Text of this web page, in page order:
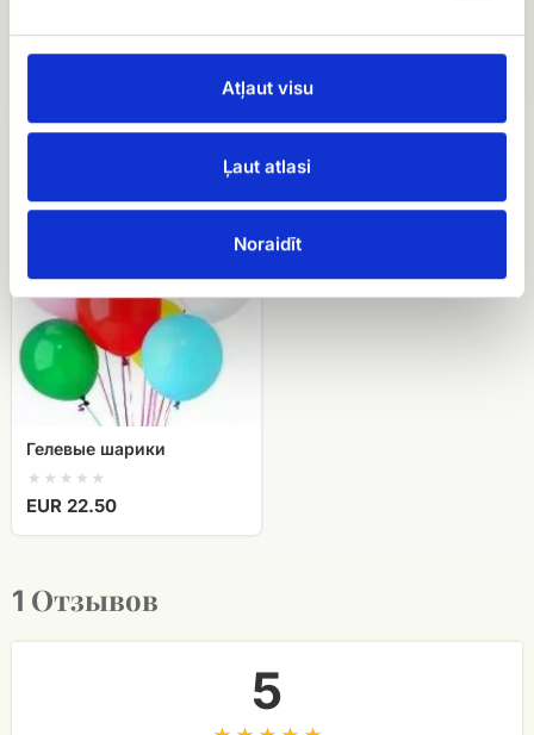
Atļaut visu
Ļaut atlasi
Noraidīt
Гелевые
Гелевые шарики
EUR 22.50
1 Отзывов
5